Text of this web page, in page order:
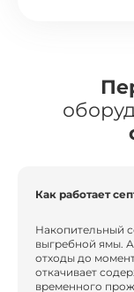
Как работает
Накопительный
выгребной ямы.
отходы до
откачивает
временного